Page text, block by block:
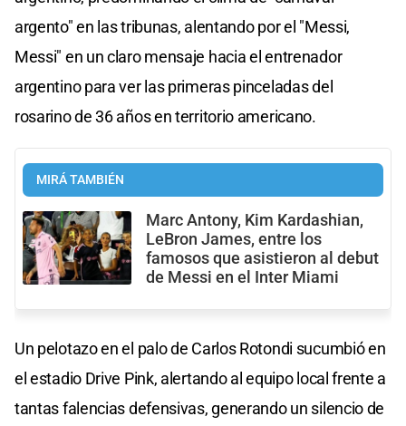
argento" en las tribunas, alentando por el "Messi,
Messi" en un claro mensaje hacia el entrenador
argentino para ver las primeras pinceladas del
rosarino de 36 años en territorio americano.
MIRÁ TAMBIÉN
Marc Antony, Kim Kardashian,
LeBron James, entre los
famosos que asistieron al debut
de Messi en el Inter Miami
Un pelotazo en el palo de Carlos Rotondi sucumbió en
el estadio Drive Pink, alertando al equipo local frente a
tantas falencias defensivas, generando un silencio de